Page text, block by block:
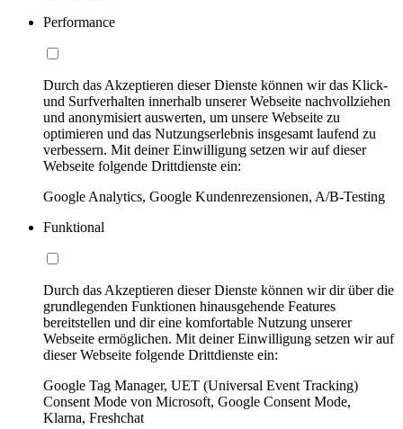
Performance
Durch das Akzeptieren dieser Dienste können wir das Klick-
und Surfverhalten innerhalb unserer Webseite nachvollziehen
und anonymisiert auswerten, um unsere Webseite zu
optimieren und das Nutzungserlebnis insgesamt laufend zu
verbessern. Mit deiner Einwilligung setzen wir auf dieser
Webseite folgende Drittdienste ein:
Google Analytics, Google Kundenrezensionen, A/B-Testing
Funktional
Durch das Akzeptieren dieser Dienste können wir dir über die
grundlegenden Funktionen hinausgehende Features
bereitstellen und dir eine komfortable Nutzung unserer
Webseite ermöglichen. Mit deiner Einwilligung setzen wir auf
dieser Webseite folgende Drittdienste ein:
Google Tag Manager, UET (Universal Event Tracking)
Consent Mode von Microsoft, Google Consent Mode,
Klarna, Freshchat